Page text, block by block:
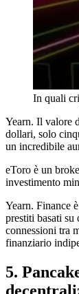
In quali
Yearn. Il valore
dollari, solo
un incredibile
eToro è un
investimento
Yearn. Finance
prestiti basati
connessioni tra
finanziario
5.